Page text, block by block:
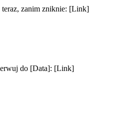
teraz, zanim zniknie: [Link]
do [Data]: [Link]